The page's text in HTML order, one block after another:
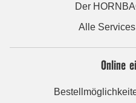
Der
Alle
Online